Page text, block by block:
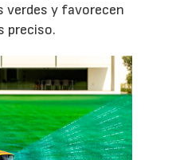
verdes y favorecen
preciso.